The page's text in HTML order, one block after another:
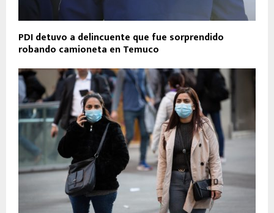
PDI detuvo a delincuente que fue sorprendido
robando camioneta en Temuco